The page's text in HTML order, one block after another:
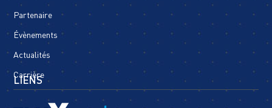
Partenaire
Évènements
Actualités
Carrière
LIENS